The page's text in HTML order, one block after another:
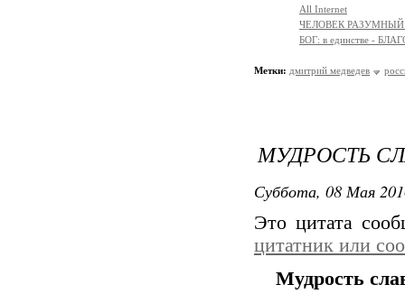
All Internet
ЧЕЛОВЕК
БОГ: в единстве -
Метки: дмитрий медведев
МУДРОСТЬ
Суббота, 08 Мая
Это цитата
цитатник или
Мудрость